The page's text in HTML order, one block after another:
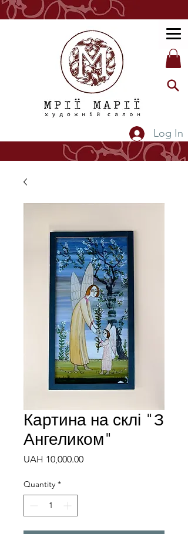
Log In
Картина на склі "З
Ангеликом"
UAH 10,000.00Price
Quantity *